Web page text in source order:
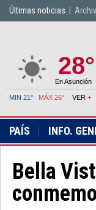
Últimas noticias
28°
En Asunción
MIN 21° MÁX 26° VER+
PAÍS INFO.
Bella